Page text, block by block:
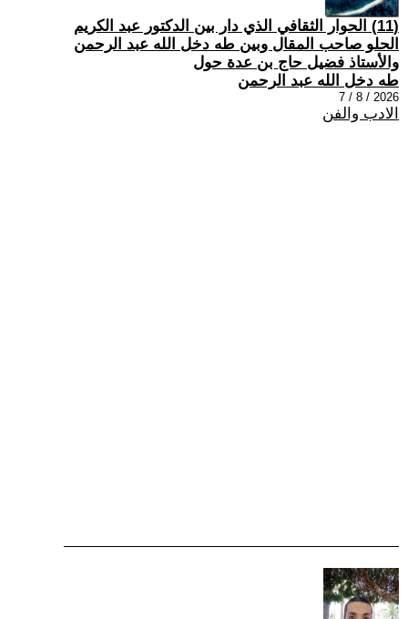
(11) الحوار الثقافي الذي دار بين الدكتور عبد الكريم
الحلو صاحب المقال وبين طه دخل الله عبد الرحمن
والأستاذ فضيل حاج بن عدة حول
طه دخل الله عبد الرحمن
2026 / 8 / 7
الادب والفن